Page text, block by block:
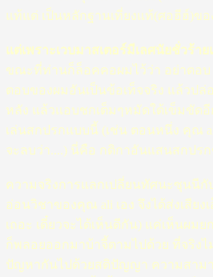
แท้แต่ เป็นหลักฐานเที่ยงแท้(ศอฮีฮ์)ขอ
แต่เพราะเวบมาสเตอร์มีเลศนัยชั่วร้า
ขณะที่ท่านก็ล็อคคอผมไว้ว่า อย่าตอบ
ตอบของผมอันเป็นข้อเท็จจริง แล้วป
หลัง แล้วแอบชกเต็มๆหมัดใต้เข็มขัด
เล่นสกปรกแบบนี้ (เช่น ตอนหนึ่ง คุณ
จะลบว่า....) นี่คือ กติกาอันแสนสกปร
ความจริงการแลกเปลี่ยนทัศนะซุนนีกั
อ่อนวิชาของคุณ ali เอง จึงได้ส่งเสีย
เถอะ เดี๋ยวจะได้เห็นดีกัน) แค่เห็นผ
ก็พลอยออกมาบ้าจี้ตามไปด้วย ที่จริง
ปัญหากันไปด้วยสติปัญญา ความสามา